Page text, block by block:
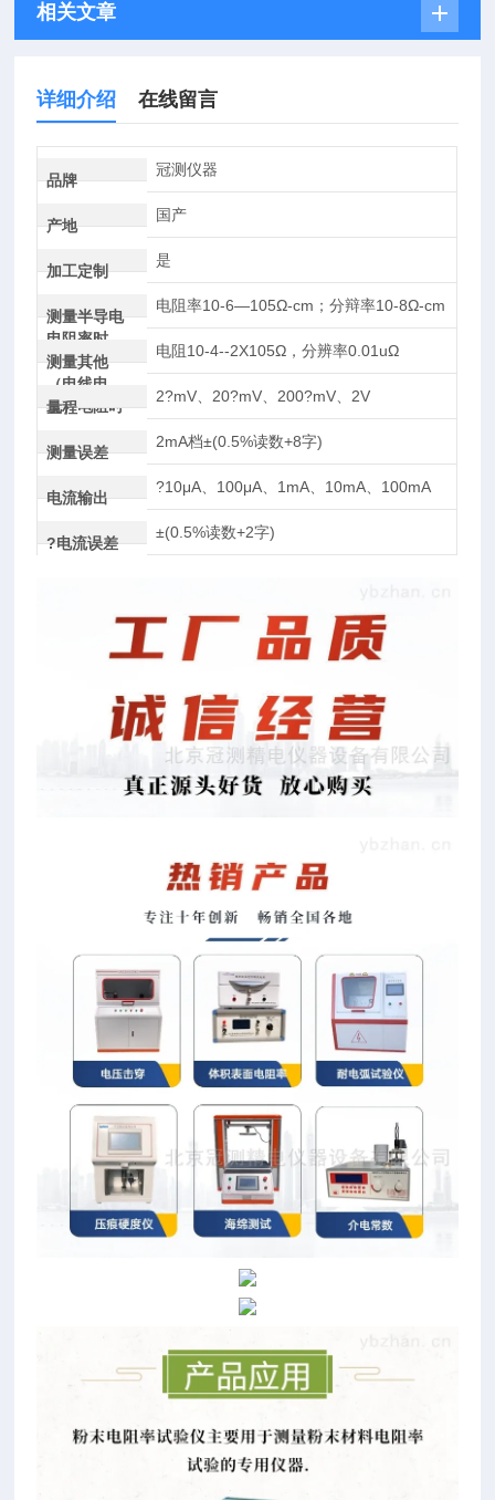
相关文章
详细介绍 在线留言
品牌
冠测仪器
产地
国产
加工定制
是
测量半导电
电阻率时
电阻率10-6—105Ω-cm；分辩率10-8Ω-cm
测量其他
（电线电
缆）电阻时
电阻10-4--2X105Ω，分辨率0.01uΩ
量程
2?mV、20?mV、200?mV、2V
测量误差
2mA档±(0.5%读数+8字)
电流输出
?10μA、100μA、1mA、10mA、100mA
?电流误差
±(0.5%读数+2字)